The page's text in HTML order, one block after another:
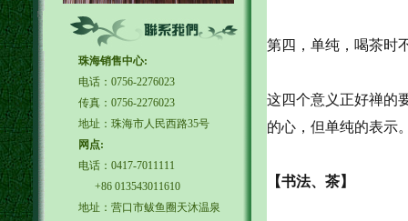
珠海销售中心:
电话：0756-2276023
传真：0756-2276023
地址：珠海市人民西路35号
网点:
电话：0417-7011111
+86 013543011610
地址：营口市鲅鱼圈天沐温泉
第四，单纯，喝茶时
这四个意义正好禅的
的心，但单纯的表示
【书法、茶】